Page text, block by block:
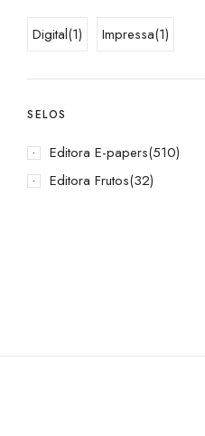
Digital(1) Impressa(1)
SELOS
Editora E-papers(510)
Editora Frutos(32)